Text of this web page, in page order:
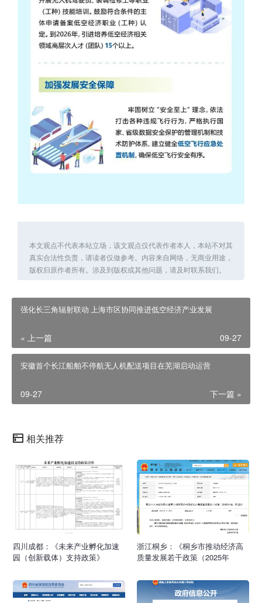
本文观点不代表本站立场，该文观点仅代表作者本人，本站不对其
真实合法性负责，请读者仅做参考。内容来自网络，无商业用途，
版权归原作者所有。涉及到版权或其他问题，请及时联系我们。
强化长三角辐射联动 上海市区协同推进低空经济产业发展
« 上一篇 09-27
安徽首个长江船舶不停航无人机配送项目在芜湖启动运营
下一篇 »
09-27
相关推荐
四川成都：《未来产业孵化加速
园（创新载体）支持政策》
浙江桐乡：《桐乡市推动经济高
质量发展若干政策（2025年